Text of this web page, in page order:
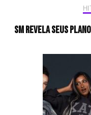
SM revela seus